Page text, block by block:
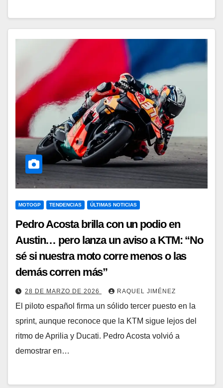
MOTOGP TENDENCIAS ÚLTIMAS NOTICIAS
Pedro Acosta brilla con un podio en
Austin… pero lanza un aviso a KTM: “No
sé si nuestra moto corre menos o las
demás corren más”
28 DE MARZO DE 2026 RAQUEL JIMÉNEZ
El piloto español firma un sólido tercer puesto en la
sprint, aunque reconoce que la KTM sigue lejos del
ritmo de Aprilia y Ducati. Pedro Acosta volvió a
demostrar en…